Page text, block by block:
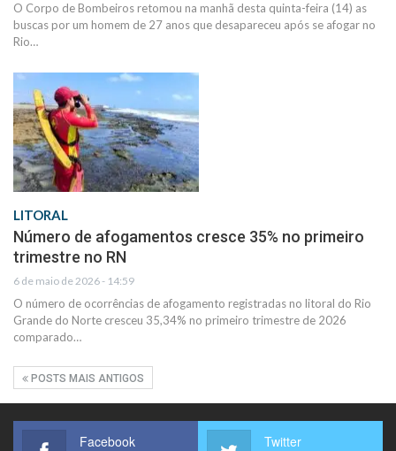
O Corpo de Bombeiros retomou na manhã desta quinta-feira (14) as
buscas por um homem de 27 anos que desapareceu após se afogar no
Rio…
LITORAL
Número de afogamentos cresce 35% no primeiro
trimestre no RN
6 de maio de 2026 - 14:59
O número de ocorrências de afogamento registradas no litoral do Rio
Grande do Norte cresceu 35,34% no primeiro trimestre de 2026
comparado…
POSTS MAIS ANTIGOS
Facebook Twitter